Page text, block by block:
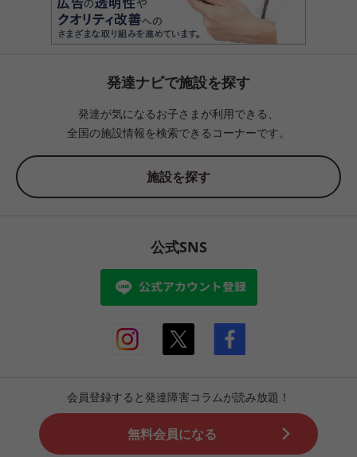
発達ナビで施設を探す
発達が気になるお子さまが利用できる、
全国の施設情報を検索できるコーナーです。
施設を探す
公式SNS
会員登録すると発達障害コラムが読み放題！
無料会員になる